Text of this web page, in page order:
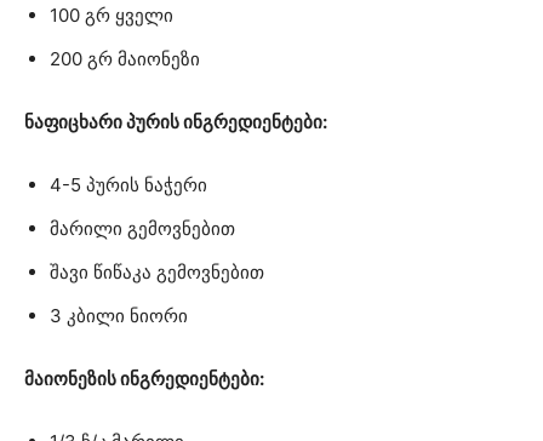
100 გრ ყველი
200 გრ მაიონეზი
ნაფიცხარი პურის ინგრედიენტები:
4-5 პურის ნაჭერი
მარილი გემოვნებით
შავი წიწაკა გემოვნებით
3 კბილი ნიორი
მაიონეზის ინგრედიენტები: